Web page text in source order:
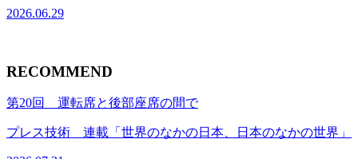
2026.06.29
RECOMMEND
第20回 運転席と後部座席の間で
プレス技術 連載「世界のなかの日本、日本のなかの世界」